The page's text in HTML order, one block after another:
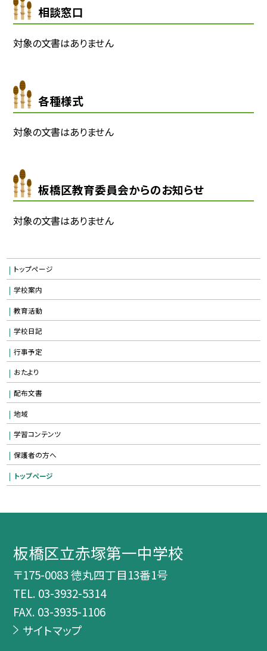
相談窓口
対象の文書はありません
各種様式
対象の文書はありません
板橋区教育委員会からのお知らせ
対象の文書はありません
トップページ
学校案内
教育活動
学校日記
行事予定
おたより
配布文書
地域
学習コンテンツ
保護者の方へ
トップページ
板橋区立赤塚第一中学校
〒175-0083 徳丸四丁目13番1号
TEL. 03-3932-5314
FAX. 03-3935-1106
サイトマップ